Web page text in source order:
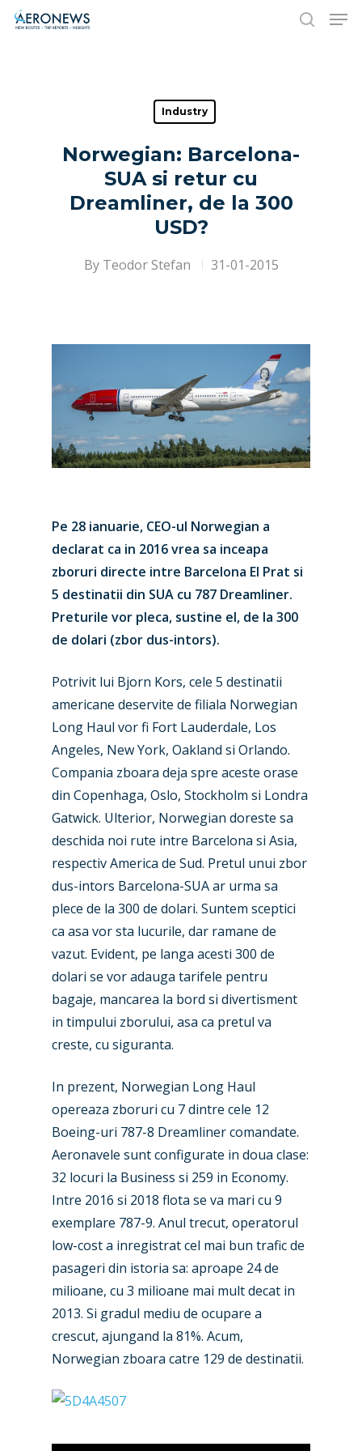
Hit enter to search or ESC to close
Industry
Norwegian: Barcelona-
SUA si retur cu
Dreamliner, de la 300
USD?
By Teodor Stefan 31-01-2015
Pe 28 ianuarie, CEO-ul Norwegian a
declarat ca in 2016 vrea sa inceapa
zboruri directe intre Barcelona El Prat si
5 destinatii din SUA cu 787 Dreamliner.
Preturile vor pleca, sustine el, de la 300
de dolari (zbor dus-intors).
Potrivit lui Bjorn Kors, cele 5 destinatii
americane deservite de filiala Norwegian
Long Haul vor fi Fort Lauderdale, Los
Angeles, New York, Oakland si Orlando.
Compania zboara deja spre aceste orase
din Copenhaga, Oslo, Stockholm si Londra
Gatwick. Ulterior, Norwegian doreste sa
deschida noi rute intre Barcelona si Asia,
respectiv America de Sud. Pretul unui zbor
dus-intors Barcelona-SUA ar urma sa
plece de la 300 de dolari. Suntem sceptici
ca asa vor sta lucurile, dar ramane de
vazut. Evident, pe langa acesti 300 de
dolari se vor adauga tarifele pentru
bagaje, mancarea la bord si divertisment
in timpului zborului, asa ca pretul va
creste, cu siguranta.
In prezent, Norwegian Long Haul
opereaza zboruri cu 7 dintre cele 12
Boeing-uri 787-8 Dreamliner comandate.
Aeronavele sunt configurate in doua clase:
32 locuri la Business si 259 in Economy.
Intre 2016 si 2018 flota se va mari cu 9
exemplare 787-9. Anul trecut, operatorul
low-cost a inregistrat cel mai bun trafic de
pasageri din istoria sa: aproape 24 de
milioane, cu 3 milioane mai mult decat in
2013. Si gradul mediu de ocupare a
crescut, ajungand la 81%. Acum,
Norwegian zboara catre 129 de destinatii.